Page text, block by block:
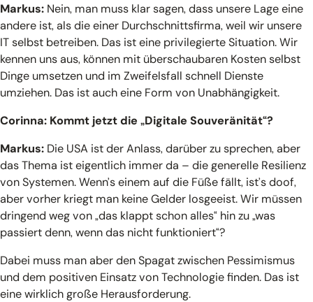
Markus: Nein, man muss klar sagen, dass unsere Lage eine
andere ist, als die einer Durchschnittsfirma, weil wir unsere
IT selbst betreiben. Das ist eine privilegierte Situation. Wir
kennen uns aus, können mit überschaubaren Kosten selbst
Dinge umsetzen und im Zweifelsfall schnell Dienste
umziehen. Das ist auch eine Form von Unabhängigkeit.
Corinna: Kommt jetzt die „Digitale Souveränität“?
Markus: Die USA ist der Anlass, darüber zu sprechen, aber
das Thema ist eigentlich immer da – die generelle Resilienz
von Systemen. Wenn’s einem auf die Füße fällt, ist’s doof,
aber vorher kriegt man keine Gelder losgeeist. Wir müssen
dringend weg von „das klappt schon alles“ hin zu „was
passiert denn, wenn das nicht funktioniert“?
Dabei muss man aber den Spagat zwischen Pessimismus
und dem positiven Einsatz von Technologie finden. Das ist
eine wirklich große Herausforderung.